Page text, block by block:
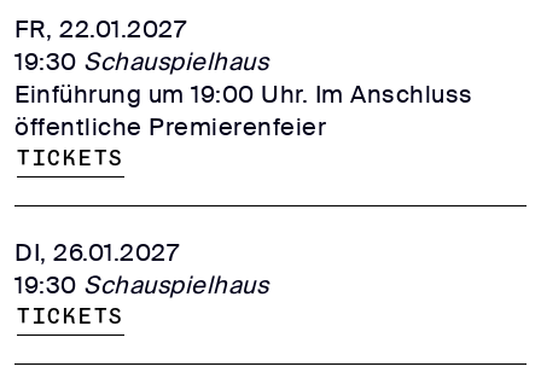
FR, 22.01.2027
19:30 Schauspielhaus
Einführung um 19:00 Uhr. Im Anschluss
öffentliche Premierenfeier
Tickets
DI, 26.01.2027
19:30 Schauspielhaus
Tickets